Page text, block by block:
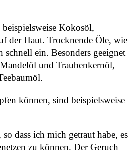
Kokosöl,
der Haut. Trocknende Öle, wie
ein. Besonders geeignet
und Traubenkernöl,
können, sind beispielsweise
dass ich mich getraut habe, es
zu können. Der Geruch